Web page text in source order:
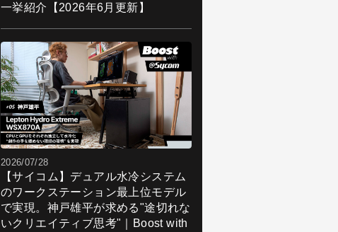
一挙紹介【2026年6月更新】
2026/07/28
【サイコム】デュアル水冷システム
のワークステーション最上位モデル
で実現。神戸雄平が求める"途切れな
いクリエイティブ思考"｜Boost with